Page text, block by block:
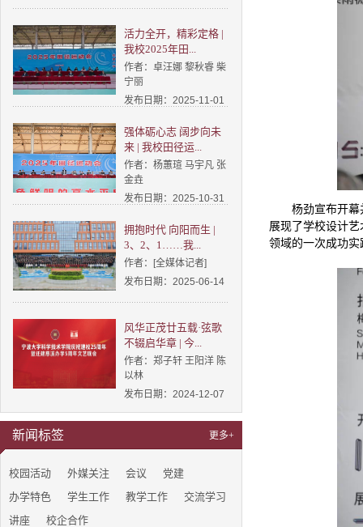
活力全开，精彩定格 |
我校2025年田...
作者：卓汪娜 黎秋睿 柴
宁丽
发布日期：2025-11-01
强体砺心志 阔步向未
来 | 我校田径运...
作者：杨蕙瑄 马宇凡 张
金垚
发布日期：2025-10-31
拥抱时代 向阳而生 |
3、2、1……我...
作者：[全媒体记者]
发布日期：2025-06-14
风华正茂廿五载·弦歌
不辍启华章 | 今...
作者：郑子轩 王阳洋 陈
以林
发布日期：2024-12-07
新闻标签 更多+
校园活动 外媒关注 会议
党建
办学特色
学生工作 教学工作
交流学习
讲座
校企合作
杨劲宣布开幕
展现了学校设计
领域的一次成功